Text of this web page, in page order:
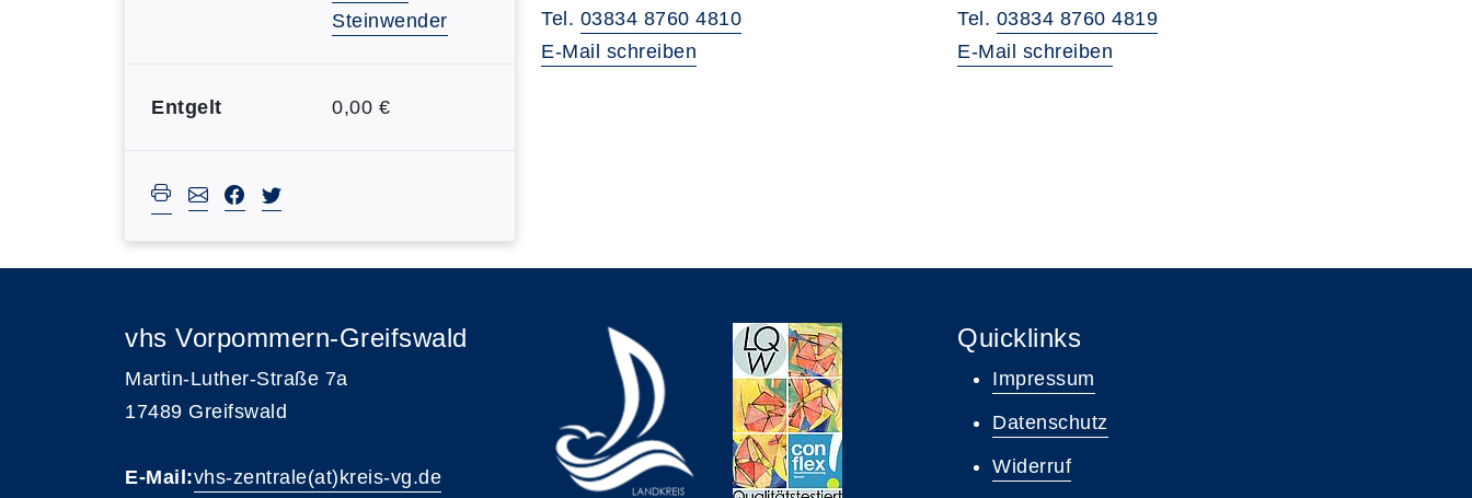
Steinwender
Entgelt 0,00 €
Tel. 03834 8760 4810
E-Mail schreiben
Tel. 03834 8760 4819
E-Mail schreiben
vhs Vorpommern-Greifswald
Martin-Luther-Straße 7a
17489 Greifswald
E-Mail:vhs-zentrale(at)kreis-vg.de
Quicklinks
Impressum
Datenschutz
Widerruf